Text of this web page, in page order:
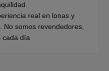
real en lonas y
No somos revendedores,
cada día